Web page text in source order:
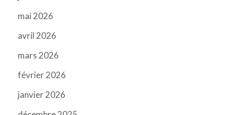
mai 2026
avril 2026
mars 2026
février 2026
janvier 2026